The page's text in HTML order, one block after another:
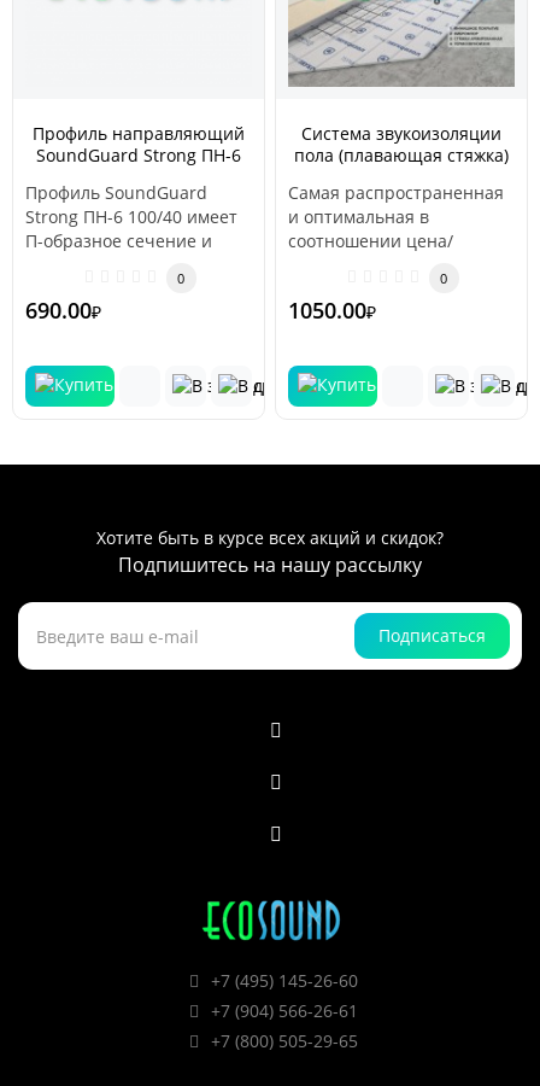
Профиль направляющий
SoundGuard Strong ПН-6
Профиль SoundGuard
Strong ПН-6 100/40 имеет
П-образное сечение и
0
690.00₽
Система звукоизоляции
пола (плавающая стяжка)
Самая распространенная
и оптимальная в
соотношении цена/
Применяется в частных
квартир..
0
1050.00₽
Хотите быть в курсе всех акций и скидок?
Подпишитесь на нашу рассылку
Подписаться
+7 (495) 145-26-60
+7 (904) 566-26-61
+7 (800) 505-29-65